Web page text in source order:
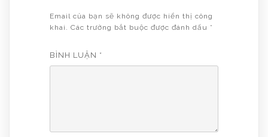
Email của bạn sẽ không được hiển thị công
khai. Các trường bắt buộc được đánh dấu *
BÌNH LUẬN *